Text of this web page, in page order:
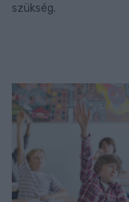
szükség.